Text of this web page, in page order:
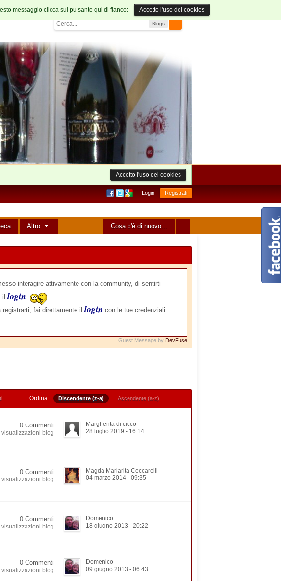
Blogs
messaggio clicca sul pulsante qui di fianco: Accetto l'uso dei cookies
Accetto l'uso dei cookies
Login Registrati
Cosa c'è di nuovo...
Altro
interagire attivamente con la community, di sentirti
login.
fai direttamente il login con le tue credenziali
Guest Message by DevFuse
Ordina Discendente (z-a) Ascendente (a-z)
0 Commenti
visualizzazioni blog
Margherita di cicco
28 luglio 2019 - 16:14
0 Commenti
visualizzazioni blog
Magda Mariarita Ceccarelli
04 marzo 2014 - 09:35
0 Commenti
visualizzazioni blog
Domenico
18 giugno 2013 - 20:22
0 Commenti
visualizzazioni blog
Domenico
09 giugno 2013 - 06:43